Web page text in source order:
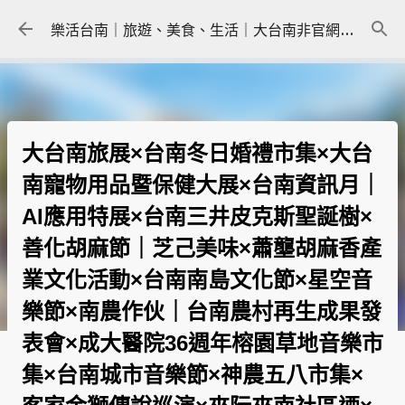
跳到主要內容 樂活台南｜旅遊、美食、生活｜大台南非官網｜tainanlohas.cc
大台南旅展×台南冬日婚禮市集×大台
南寵物用品暨保健大展×台南資訊月｜
AI應用特展×台南三井皮克斯聖誕樹×
善化胡麻節｜芝己美味×蕭壟胡麻香產
業文化活動×台南南島文化節×星空音
樂節×南農作伙｜台南農村再生成果發
表會×成大醫院36週年榕園草地音樂市
集×台南城市音樂節×神農五八市集×